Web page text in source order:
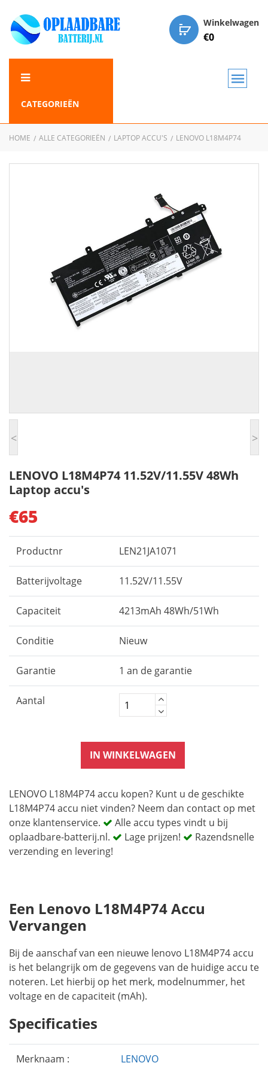
Winkelwagen
€0
CATEGORIEËN
HOME ALLE CATEGORIEËN LAPTOP ACCU'S LENOVO L18M4P74
< >
LENOVO L18M4P74 11.52V/11.55V 48Wh
Laptop accu's
€65
Productnr LEN21JA1071
Batterijvoltage 11.52V/11.55V
Capaciteit 4213mAh 48Wh/51Wh
Conditie Nieuw
Garantie 1 an de garantie
Aantal
IN WINKELWAGEN
LENOVO L18M4P74 accu kopen? Kunt u de geschikte
L18M4P74 accu niet vinden? Neem dan contact op met
onze klantenservice.
Alle accu types vindt u bij
oplaadbare-batterij.nl.
Lage prijzen!
Razendsnelle
verzending en levering!
Een Lenovo L18M4P74 Accu
Vervangen
Bij de aanschaf van een nieuwe lenovo L18M4P74 accu
is het belangrijk om de gegevens van de huidige accu te
noteren. Let hierbij op het merk, modelnummer, het
voltage en de capaciteit (mAh).
Specificaties
Merknaam : LENOVO